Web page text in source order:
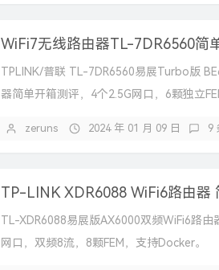
WiFi7无线路由器TL-7DR6560简
TPLINK/普联 TL-7DR6560易展Turbo版
器简单开箱测评，4个2.5G网口，6颗独立
zeruns 2024 年 01 月 09 日 9
TP-LINK XDR6088 WiFi6路由器
TL-XDR6088易展版AX6000双频WiFi6路由
网口，双频8流，8颗FEM，支持Docker。